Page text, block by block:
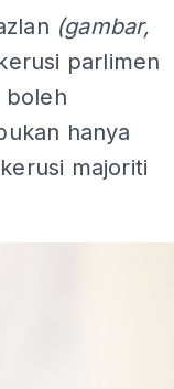
(gambar,
parlimen
boleh
hanya
majoriti